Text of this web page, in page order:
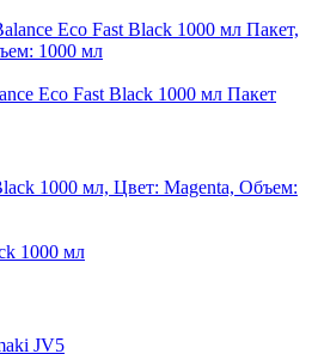
Eco Fast Black 1000 мл Пакет
1000 мл